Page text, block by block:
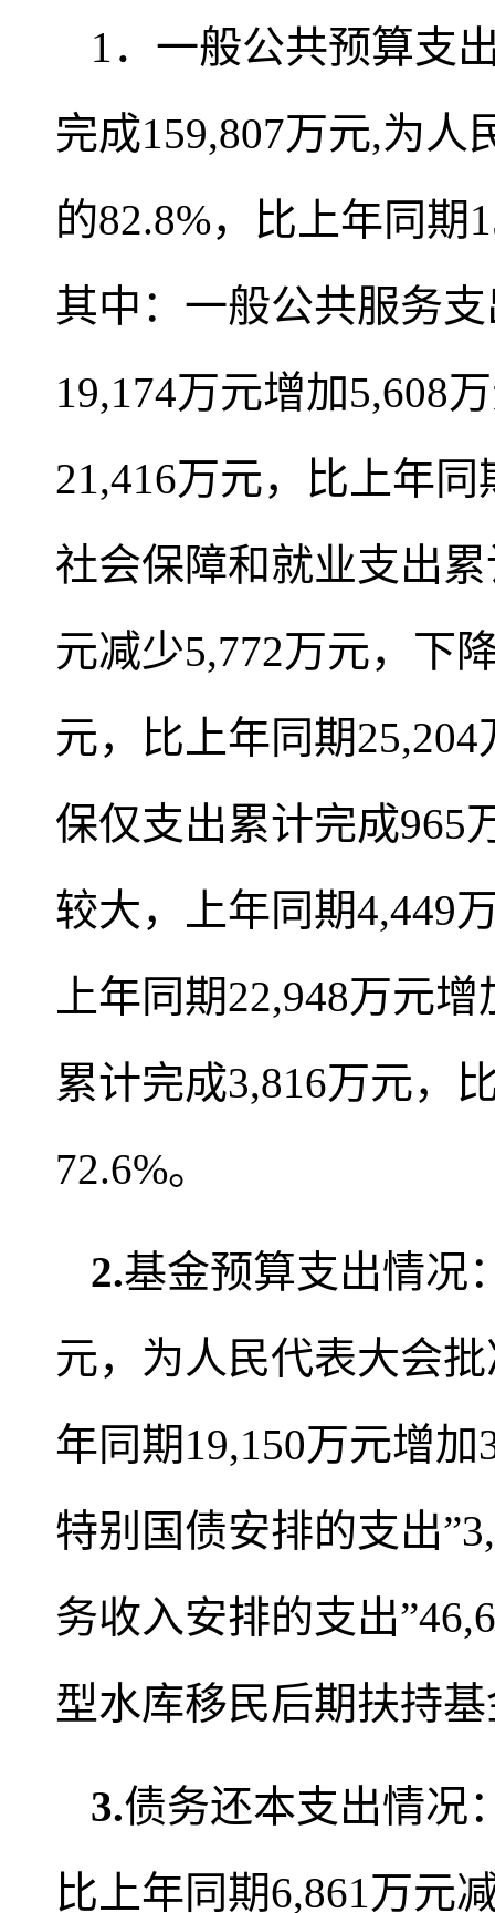
1．一般公共预算支
完成159,807万元,为人
的82.8%，比上年同期
其中：一般公共服务
19,174万元增加5,608
21,416万元，比上年
社会保障和就业支出
元减少5,772万元，下
元，比上年同期
保仅支出累计完成965
较大，上年同期4,449
上年同期22,948万元
累计完成3,816万元，
72.6%。
2.基金预算支出情况
元，为人民代表大会
年同期19,150万元增
特别国债安排的支出
务收入安排的支出
型水库移民后期扶持
3.债务还本支出情况
比上年同期6,861万元